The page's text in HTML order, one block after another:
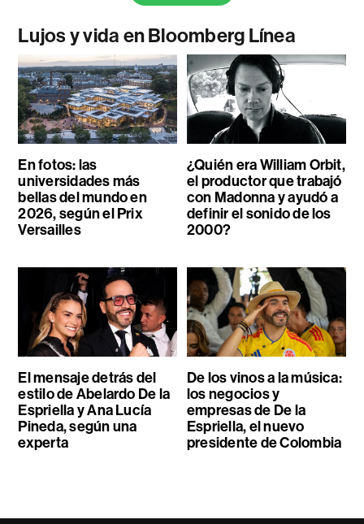
Lujos y vida en Bloomberg Línea
En fotos: las
universidades más
bellas del mundo en
2026, según el Prix
Versailles
¿Quién era William Orbit,
el productor que trabajó
con Madonna y ayudó a
definir el sonido de los
2000?
El mensaje detrás del
estilo de Abelardo De la
Espriella y Ana Lucía
Pineda, según una
experta
De los vinos a la música:
los negocios y
empresas de De la
Espriella, el nuevo
presidente de Colombia